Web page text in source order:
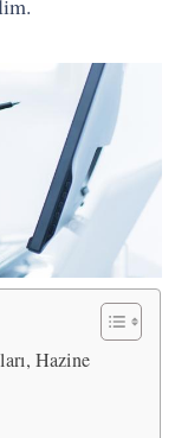
Hazine